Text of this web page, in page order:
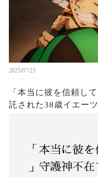
2025/07/23
「本当に彼を信頼し
託された38歳イエー